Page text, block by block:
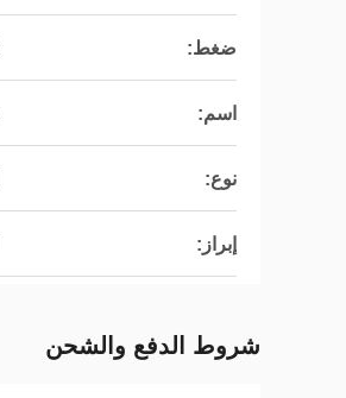
ضغط:
اسم:
نوع:
إبراز:
شروط الدفع والشحن